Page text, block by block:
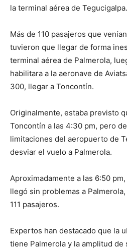
la terminal aérea de Tegucigalpa.
Más de 110 pasajeros que
tuvieron que llegar de forma
terminal aérea de Palmerola,
habilitara a la aeronave de
300, llegar a Toncontín.
Originalmente, estaba previsto
Toncontín a las 4:30 pm, pero
limitaciones del aeropuerto de
desviar el vuelo a Palmerola.
Aproximadamente a las 6:50
llegó sin problemas a
111 pasajeros.
Expertos han destacado que la
tiene Palmerola y la amplitud de